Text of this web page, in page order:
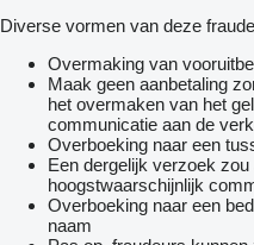
Diverse vormen van deze
Overmaking van
Maak geen aanbetaling
het overmaken van het
communicatie aan de
Overboeking naar een
Een dergelijk verzoek
hoogstwaarschijnlijk
Overboeking naar een
naam